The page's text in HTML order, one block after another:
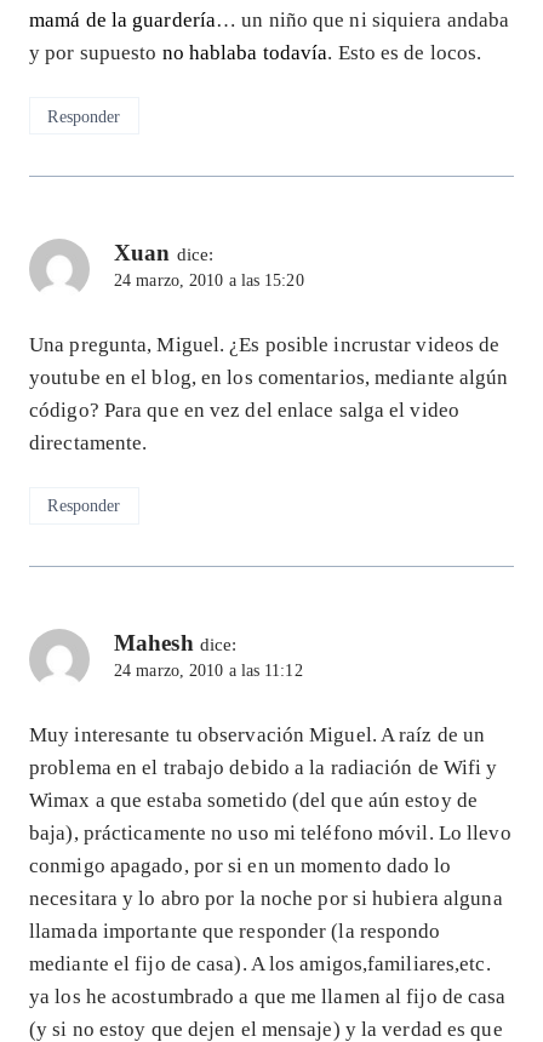
mamá de la guardería… un niño que ni siquiera andaba
y por supuesto no hablaba todavía. Esto es de locos.
Responder
Xuan dice:
24 marzo, 2010 a las 15:20
Una pregunta, Miguel. ¿Es posible incrustar videos de
youtube en el blog, en los comentarios, mediante algún
código? Para que en vez del enlace salga el video
directamente.
Responder
Mahesh dice:
24 marzo, 2010 a las 11:12
Muy interesante tu observación Miguel. A raíz de un
problema en el trabajo debido a la radiación de Wifi y
Wimax a que estaba sometido (del que aún estoy de
baja), prácticamente no uso mi teléfono móvil. Lo llevo
conmigo apagado, por si en un momento dado lo
necesitara y lo abro por la noche por si hubiera alguna
llamada importante que responder (la respondo
mediante el fijo de casa). A los amigos,familiares,etc.
ya los he acostumbrado a que me llamen al fijo de casa
(y si no estoy que dejen el mensaje) y la verdad es que